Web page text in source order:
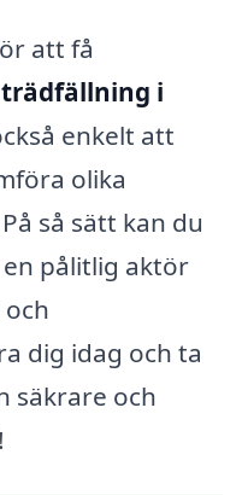
att få
i
enkelt att
olika
så sätt kan du
pålitlig aktör
dig idag och ta
säkrare och